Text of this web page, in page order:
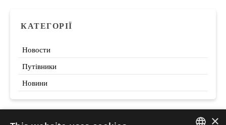
КАТЕГОРІЇ
Новости
Путівники
Новини
×